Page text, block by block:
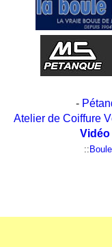
-
Atelier de Coiffure
::